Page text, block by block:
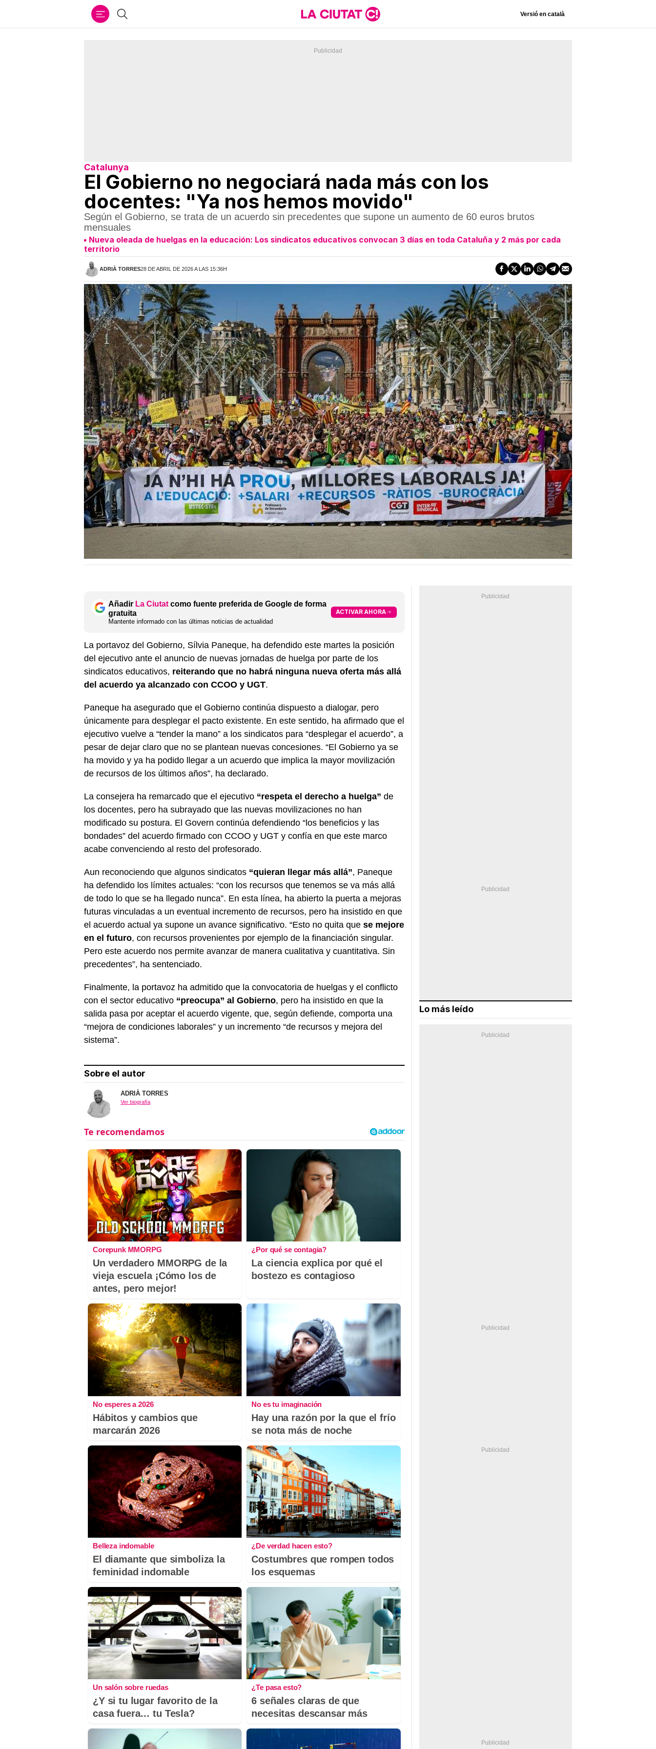
Buscar Versió en català
Catalunya
El Gobierno no negociará nada más con los
docentes: "Ya nos hemos movido"
Según el Gobierno, se trata de un acuerdo sin precedentes que supone un aumento de 60 euros brutos
mensuales
Nueva oleada de huelgas en la educación: Los sindicatos educativos convocan 3 días en toda Cataluña y 2 más por cada
territorio
ADRIÀ TORRES28 DE ABRIL DE 2026 A LAS 15:36H
Añadir La Ciutat como fuente preferida de Google de forma
gratuita
Mantente informado con las últimas noticias de actualidad
ACTIVAR AHORA
La portavoz del Gobierno, Sílvia Paneque, ha defendido este martes la posición
del ejecutivo ante el anuncio de nuevas jornadas de huelga por parte de los
sindicatos educativos, reiterando que no habrá ninguna nueva oferta más allá
del acuerdo ya alcanzado con CCOO y UGT.
Paneque ha asegurado que el Gobierno continúa dispuesto a dialogar, pero
únicamente para desplegar el pacto existente. En este sentido, ha afirmado que el
ejecutivo vuelve a “tender la mano” a los sindicatos para “desplegar el acuerdo”, a
pesar de dejar claro que no se plantean nuevas concesiones. “El Gobierno ya se
ha movido y ya ha podido llegar a un acuerdo que implica la mayor movilización
de recursos de los últimos años”, ha declarado.
La consejera ha remarcado que el ejecutivo “respeta el derecho a huelga” de
los docentes, pero ha subrayado que las nuevas movilizaciones no han
modificado su postura. El Govern continúa defendiendo “los beneficios y las
bondades” del acuerdo firmado con CCOO y UGT y confía en que este marco
acabe convenciendo al resto del profesorado.
Aun reconociendo que algunos sindicatos “quieran llegar más allá”, Paneque
ha defendido los límites actuales: “con los recursos que tenemos se va más allá
de todo lo que se ha llegado nunca”. En esta línea, ha abierto la puerta a mejoras
futuras vinculadas a un eventual incremento de recursos, pero ha insistido en que
el acuerdo actual ya supone un avance significativo. “Esto no quita que se mejore
en el futuro, con recursos provenientes por ejemplo de la financiación singular.
Pero este acuerdo nos permite avanzar de manera cualitativa y cuantitativa. Sin
precedentes”, ha sentenciado.
Finalmente, la portavoz ha admitido que la convocatoria de huelgas y el conflicto
con el sector educativo “preocupa” al Gobierno, pero ha insistido en que la
salida pasa por aceptar el acuerdo vigente, que, según defiende, comporta una
“mejora de condiciones laborales” y un incremento “de recursos y mejora del
sistema”.
Sobre el autor
ADRIÀ TORRES
Ver biografía
Corepunk MMORPG
Un verdadero MMORPG de la
vieja escuela ¡Cómo los de
antes, pero mejor!
¿Por qué se contagia?
La ciencia explica por qué el
bostezo es contagioso
No esperes a 2026
Hábitos y cambios que
marcarán 2026
No es tu imaginación
Hay una razón por la que el frío
se nota más de noche
Belleza indomable
El diamante que simboliza la
feminidad indomable
¿De verdad hacen esto?
Costumbres que rompen todos
los esquemas
Un salón sobre ruedas
¿Y si tu lugar favorito de la
casa fuera… tu Tesla?
¿Te pasa esto?
6 señales claras de que
necesitas descansar más
Lo más leído